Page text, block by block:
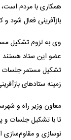
همکاری با مردم است،
بازآفرینی فعال شود
عضو این ستاد هستند
تشکیل مستمر جلسات
زمینه ستاد‌های
معاون وزیر راه و
تا با تشکیل جلسات و
نوسازی و مقاوم‌سازی